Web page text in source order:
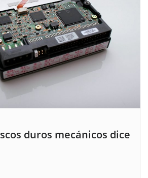
duros mecánicos dice